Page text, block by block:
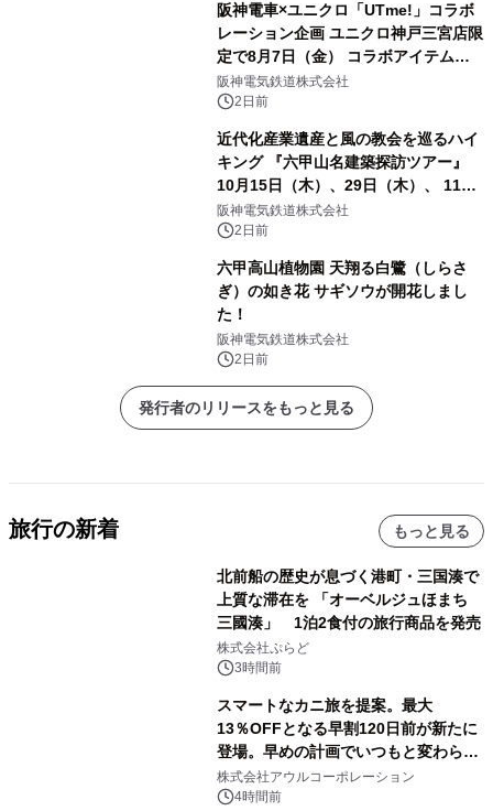
阪神電車×ユニクロ「UTme!」コラボ
レーション企画 ユニクロ神戸三宮店限
定で8月7日（金） コラボアイテムが
発売決定！
阪神電気鉄道株式会社
2日前
近代化産業遺産と風の教会を巡るハイ
キング 『六甲山名建築探訪ツアー』
10月15日（木）、29日（木）、 11月
5日（木）、12日（木）に開催！
阪神電気鉄道株式会社
2日前
六甲高山植物園 天翔る白鷺（しらさ
ぎ）の如き花 サギソウが開花しまし
た！
阪神電気鉄道株式会社
2日前
発行者のリリースをもっと見る
旅行の新着 もっと見る
北前船の歴史が息づく港町・三国湊で
上質な滞在を 「オーベルジュほまち
三國湊」 1泊2食付の旅行商品を発売
株式会社ぷらど
3時間前
スマートなカニ旅を提案。最大
13％OFFとなる早割120日前が新たに
登場。早めの計画でいつもと変わらぬ
大人の冬旅を。ー夕日ヶ浦温泉「佳松
苑 別邸ふうか」ー
株式会社アウルコーポレーション
4時間前